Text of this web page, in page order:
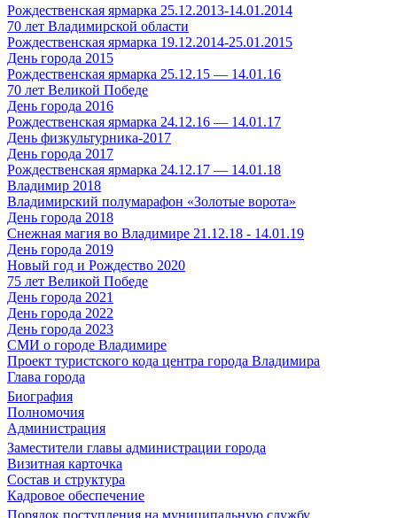
Рождественская ярмарка 25.12.2013-14.01.2014
70 лет Владимирской области
Рождественская ярмарка 19.12.2014-25.01.2015
День города 2015
Рождественская ярмарка 25.12.15 — 14.01.16
70 лет Великой Победе
День города 2016
Рождественская ярмарка 24.12.16 — 14.01.17
День физкультурника-2017
День города 2017
Рождественская ярмарка 24.12.17 — 14.01.18
Владимир 2018
Владимирский полумарафон «Золотые ворота»
День города 2018
Снежная магия во Владимире 21.12.18 - 14.01.19
День города 2019
Новый год и Рождество 2020
75 лет Великой Победе
День города 2021
День города 2022
День города 2023
СМИ о городе Владимире
Проект туристского кода центра города Владимира
Глава города
Биография
Полномочия
Администрация
Заместители главы администрации города
Визитная карточка
Состав и структура
Кадровое обеспечение
Порядок поступления на муниципальную службу